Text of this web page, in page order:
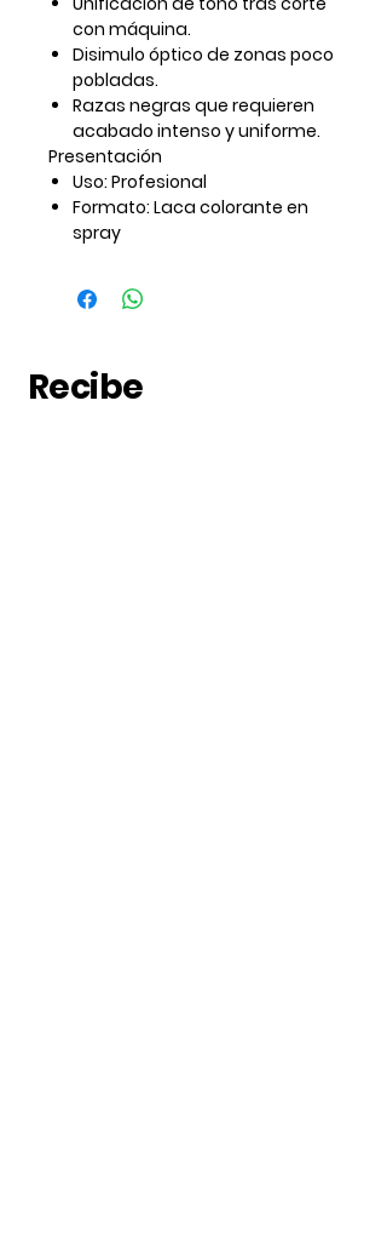
con máquina.
Disimulo óptico de zonas poco
pobladas.
Razas negras que requieren
acabado intenso y uniforme.
Presentación
Uso: Profesional
Formato: Laca colorante en
spray
Recibe